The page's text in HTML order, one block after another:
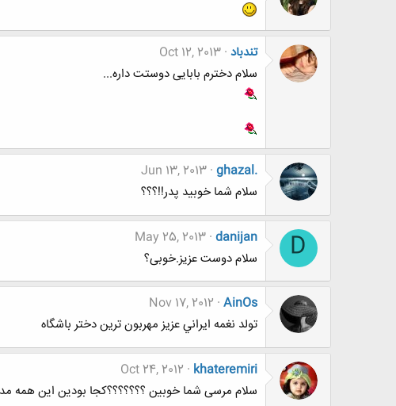
تندباد Oct 12, 2013
سلام دخترم بابایی دوستت داره...
ghazal.
Jun 13, 2013
سلام شما خوبید پدر!!؟؟؟
D
danijan
May 25, 2013
سلام دوست عزیز.خوبی؟
AinOs
Nov 17, 2012
تولد نغمه ايراني عزيز مهربون ترين دختر باشگاه
khateremiri
Oct 24, 2012
سلام مرسی شما خوبین ؟؟؟؟؟؟؟کجا بودین این همه